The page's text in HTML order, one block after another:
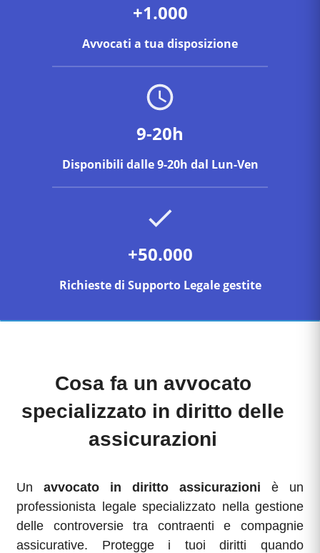
+1.000
Avvocati a tua disposizione
9-20h
Disponibili dalle 9-20h dal Lun-Ven
+50.000
Richieste di Supporto Legale gestite
Cosa fa un avvocato
specializzato in diritto delle
assicurazioni
Un avvocato in diritto assicurazioni è un
professionista legale specializzato nella gestione
delle controversie tra contraenti e compagnie
assicurative. Protegge i tuoi diritti quando